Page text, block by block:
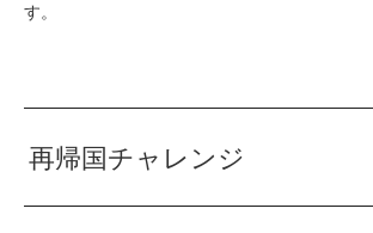
す。
再帰国チャレンジ